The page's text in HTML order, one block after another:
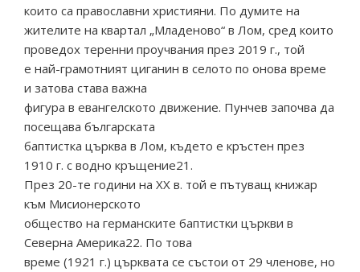
които са православни християни. По думите на
жителите на квартал „Младеново“ в Лом, сред които
проведох теренни проучвания през 2019 г., той
е най-грамотният циганин в селото по онова време
и затова става важна
фигура в евангелското движение. Пунчев започва да
посещава българската
баптистка църква в Лом, където е кръстен през
1910 г. с водно кръщение21.
През 20-те години на ХХ в. той е пътуващ книжар
към Мисионерското
общество на германските баптистки църкви в
Северна Америка22. По това
време (1921 г.) църквата се състои от 29 членове, но